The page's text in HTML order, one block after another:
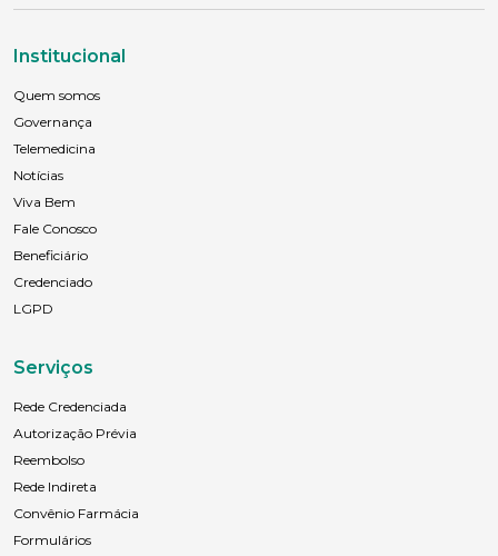
Institucional
Quem somos
Governança
Telemedicina
Notícias
Viva Bem
Fale Conosco
Beneficiário
Credenciado
LGPD
Serviços
Rede Credenciada
Autorização Prévia
Reembolso
Rede Indireta
Convênio Farmácia
Formulários